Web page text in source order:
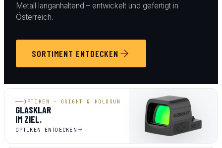
Metall langanhaltend – entwickelt und gefertigt in
Österreich.
SORTIMENT ENTDECKEN
OPTIKEN · OSIGHT & HOLOSUN
GLASKLAR
IM ZIEL.
OPTIKEN ENTDECKEN